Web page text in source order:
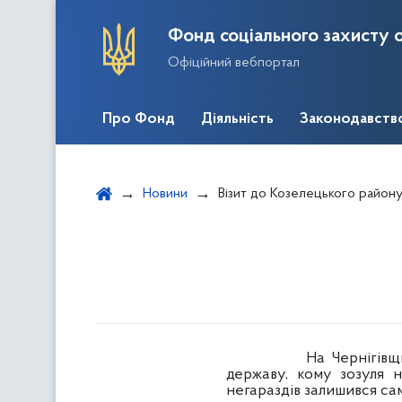
Фонд соціального захисту
Офіційний вебпортал
Про Фонд Діяльність
Новини Візит до Козелецького району
На Чернігівщині не
державу, кому зозуля
негараздів залишився